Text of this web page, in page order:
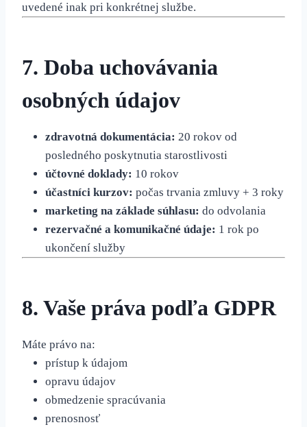
uvedené inak pri konkrétnej službe.
7. Doba uchovávania
osobných údajov
zdravotná dokumentácia: 20 rokov od
posledného poskytnutia starostlivosti
účtovné doklady: 10 rokov
účastníci kurzov: počas trvania zmluvy + 3 roky
marketing na základe súhlasu: do odvolania
rezervačné a komunikačné údaje: 1 rok po
ukončení služby
8. Vaše práva podľa GDPR
Máte právo na:
prístup k údajom
opravu údajov
obmedzenie spracúvania
prenosnosť